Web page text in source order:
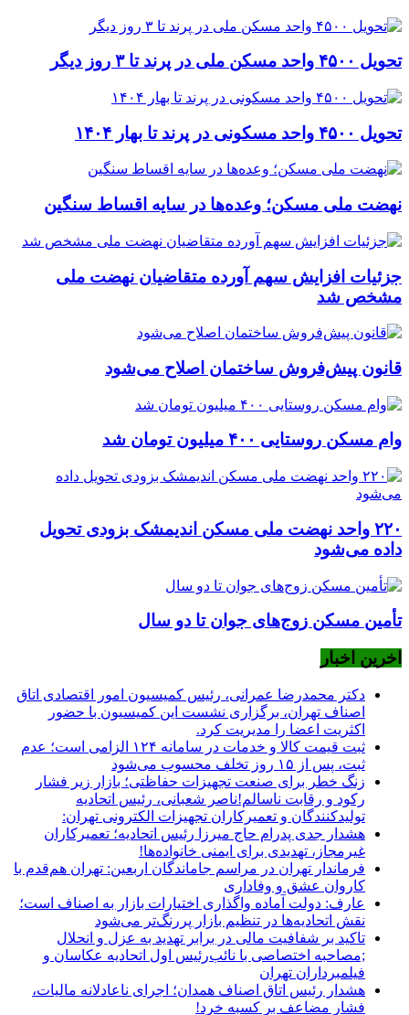
تحویل ۴۵۰۰ واحد مسکن ملی در پرند تا ۳ روز دیگر
تحویل ۴۵۰۰ واحد مسکونی در پرند تا بهار ۱۴۰۴
نهضت ملی مسکن؛ وعده‌ها در سایه اقساط سنگین
جزئیات افزایش سهم آورده متقاضیان نهضت ملی
مشخص شد
قانون پیش‌فروش ساختمان اصلاح می‌شود
وام مسکن روستایی ۴۰۰ میلیون تومان شد
۲۲۰ واحد نهضت ملی مسکن اندیمشک بزودی تحویل
داده می‌شود
تأمین مسکن زوج‌های جوان تا دو سال
اخرین اخبار
دکتر محمدرضا عمرانی، رئیس کمیسیون امور اقتصادی اتاق
اصناف تهران، برگزاری نشست این کمیسیون با حضور
اکثریت اعضا را مدیریت کرد.
ثبت قیمت کالا و خدمات در سامانه ۱۲۴ الزامی است؛ عدم
ثبت، پس از ۱۵ روز تخلف محسوب می‌شود
زنگ خطر برای صنعت تجهیزات حفاظتی؛ بازار زیر فشار
رکود و رقابت ناسالم!ناصر شعبانی، رئیس اتحادیه
تولیدکنندگان و تعمیرکاران تجهیزات الکترونی تهران:
هشدار جدی پدرام حاج میرزا رئیس اتحادیه؛ تعمیرکاران
غیرمجاز، تهدیدی برای ایمنی خانواده‌ها!
فرماندار تهران در مراسم جاماندگان اربعین: تهران هم‌قدم با
کاروان عشق و وفاداری
عارف: دولت آماده واگذاری اختیارات بازار به اصناف است؛
نقش اتحادیه‌ها در تنظیم بازار پررنگ‌تر می‌شود
تاکید بر شفافیت مالی در برابر تهدید به عزل و انحلال
;مصاحبه اختصاصی با نائب‌رئیس اول اتحادیه عکاسان و
فیلمبرداران تهران
هشدار رئیس اتاق اصناف همدان؛ اجرای ناعادلانه مالیات،
فشار مضاعف بر کسبه خرد!